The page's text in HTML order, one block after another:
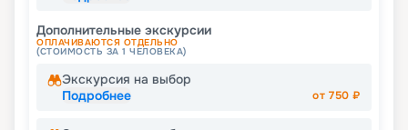
Дополнительные экскурсии
ОПЛАЧИВАЮТСЯ ОТДЕЛЬНО
(СТОИМОСТЬ ЗА 1 ЧЕЛОВЕКА)
Экскурсия на выбор
Подробнее
от 750 ₽